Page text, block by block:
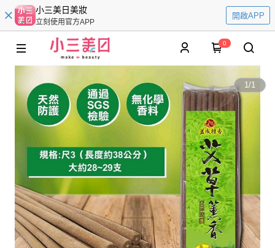
小三美日美妝
立刻使用官方APP
開啟APP
0
1/1